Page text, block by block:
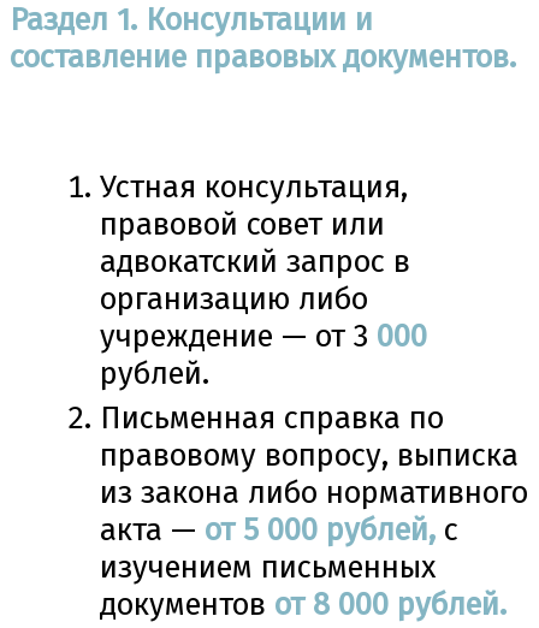
Раздел 1. Консультации и
составление правовых документов.
Устная консультация,
правовой совет или
адвокатский запрос в
организацию либо
учреждение — от 3 000
рублей.
Письменная справка по
правовому вопросу, выписка
из закона либо нормативного
акта — от 5 000 рублей, с
изучением письменных
документов от 8 000 рублей.